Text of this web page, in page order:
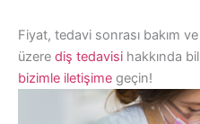
Fiyat, tedavi sonrası bakım
üzere diş tedavisi hakkında
bizimle iletişime geçin!